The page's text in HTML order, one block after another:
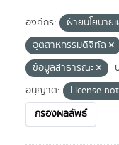
องค์กร: ฝ่ายนโยบาย
อุตสาหกรรมดิจิทัล
ข้อมูลสาธารณะ
อนุญาต:
License
กรองผลลัพธ์